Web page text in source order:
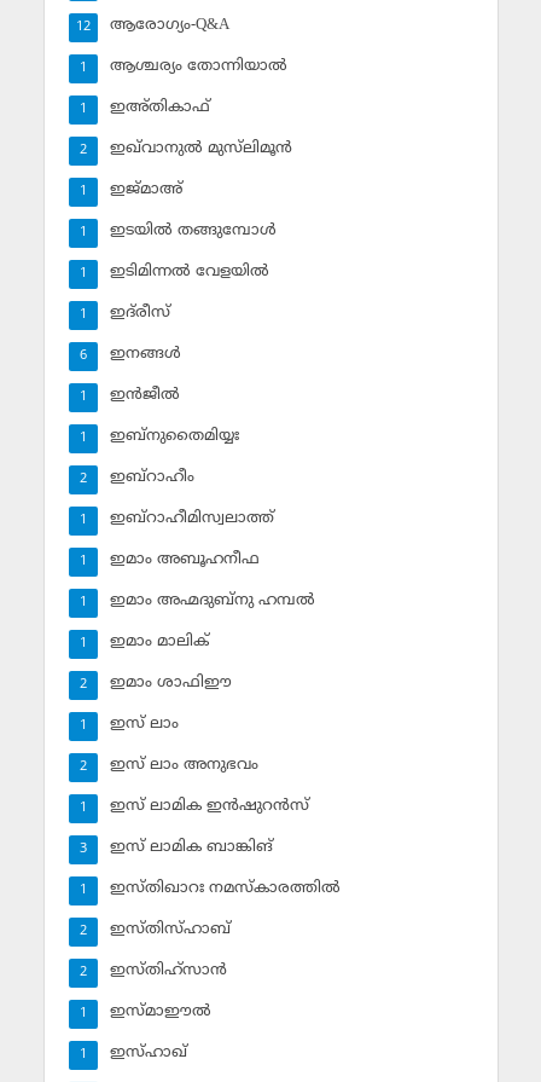
ആരോഗ്യം-Q&A
12
ആശ്ചര്യം തോന്നിയാല്‍
1
ഇഅ്തികാഫ്‌
1
ഇഖ്‌വാനുല്‍ മുസ്‌ലിമൂന്‍
2
ഇജ്മാഅ്
1
ഇടയില്‍ തങ്ങുമ്പോള്‍
1
ഇടിമിന്നല്‍ വേളയില്‍
1
ഇദ്‌രീസ്‌
1
ഇനങ്ങള്‍
6
ഇന്‍ജീല്‍
1
ഇബ്‌നുതൈമിയ്യഃ
1
ഇബ്‌റാഹീം
2
ഇബ്‌റാഹീമിസ്വലാത്ത്
1
ഇമാം അബൂഹനീഫ
1
ഇമാം അഹ്മദുബ്‌നു ഹമ്പല്‍
1
ഇമാം മാലിക്
1
ഇമാം ശാഫിഈ
2
ഇസ് ലാം
1
ഇസ് ലാം അനുഭവം
2
ഇസ് ലാമിക ഇന്‍ഷുറന്‍സ്‌
1
ഇസ് ലാമിക ബാങ്കിങ്‌
3
ഇസ്തിഖാറഃ നമസ്‌കാരത്തില്‍
1
ഇസ്തിസ്ഹാബ്
2
ഇസ്തിഹ്‌സാന്‍
2
ഇസ്മാഈല്‍
1
ഇസ്ഹാഖ്‌
1